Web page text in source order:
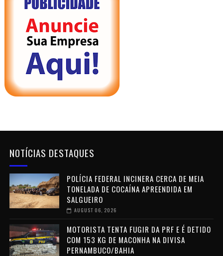
NOTÍCIAS DESTAQUES
POLÍCIA FEDERAL INCINERA CERCA DE MEIA
TONELADA DE COCAÍNA APREENDIDA EM
SALGUEIRO
AUGUST 06, 2026
MOTORISTA TENTA FUGIR DA PRF E É DETIDO
COM 153 KG DE MACONHA NA DIVISA
PERNAMBUCO/BAHIA